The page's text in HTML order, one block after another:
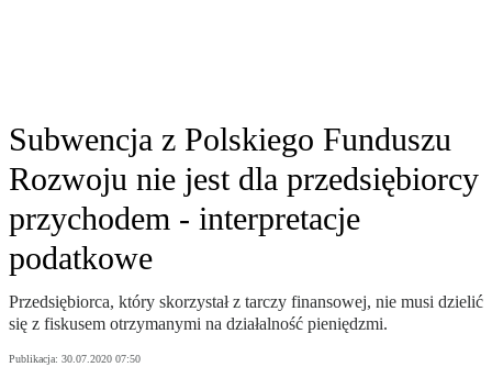
Subwencja z Polskiego Funduszu
Rozwoju nie jest dla przedsiębiorcy
przychodem - interpretacje
podatkowe
Przedsiębiorca, który skorzystał z tarczy finansowej, nie musi dzielić
się z fiskusem otrzymanymi na działalność pieniędzmi.
Publikacja: 30.07.2020 07:50